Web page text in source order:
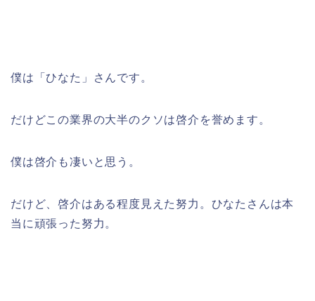
僕は「ひなた」さんです。
だけどこの業界の大半のクソは啓介を誉めます。
僕は啓介も凄いと思う。
だけど、啓介はある程度見えた努力。ひなたさんは本
当に頑張った努力。